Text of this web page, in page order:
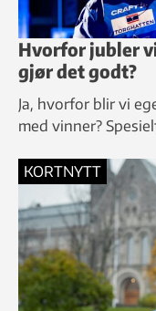
Hvorfor jubler
gjør det godt?
Ja, hvorfor blir vi
med vinner?
KORTNYTT